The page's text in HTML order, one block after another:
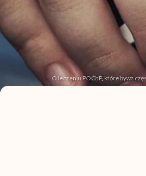
O leczeniu POChP, które bywa